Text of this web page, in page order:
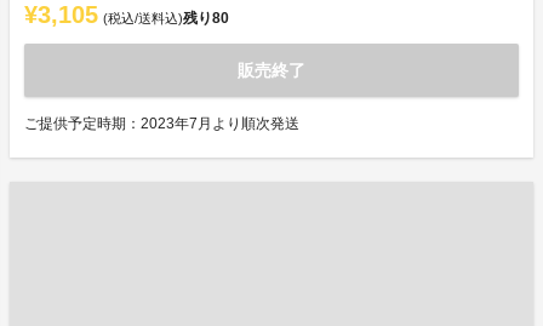
¥3,105 (税込/送料込)残り80
販売終了
ご提供予定時期：2023年7月より順次発送